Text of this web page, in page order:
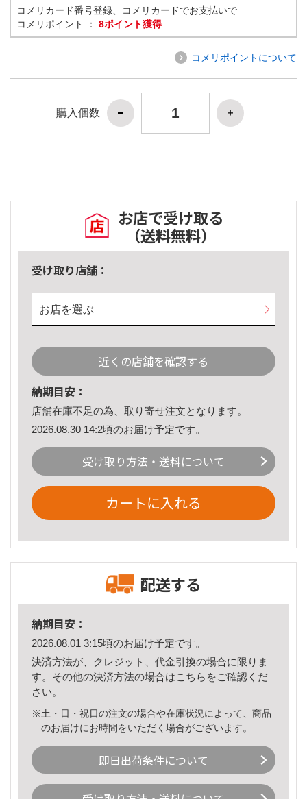
コメリカード番号登録、コメリカードでお支払いで
コメリポイント ： 8ポイント獲得
コメリポイントについて
購入個数
お店で受け取る
（送料無料）
受け取り店舗：
お店を選ぶ
近くの店舗を確認する
納期目安：
店舗在庫不足の為、取り寄せ注文となります。
2026.08.30 14:2頃のお届け予定です。
受け取り方法・送料について
カートに入れる
配送する
納期目安：
2026.08.01 3:15頃のお届け予定です。
決済方法が、クレジット、代金引換の場合に限りま
す。その他の決済方法の場合はこちら をご確認くだ
さい。
※土・日・祝日の注文の場合や在庫状況によって、商品
のお届けにお時間をいただく場合がございます。
即日出荷条件について